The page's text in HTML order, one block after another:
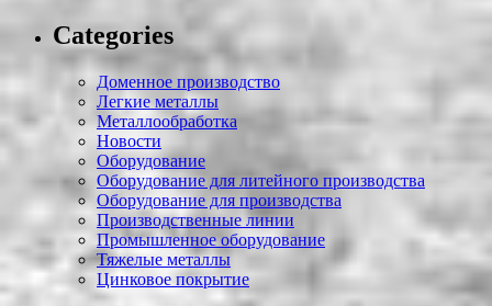
Categories
Доменное производство
Легкие металлы
Металлообработка
Новости
Оборудование
Оборудование для литейного производства
Оборудование для производства
Производственные линии
Промышленное оборудование
Тяжелые металлы
Цинковое покрытие